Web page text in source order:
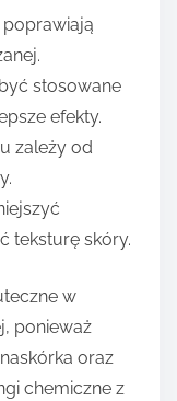
poprawiają
stosowane
efekty.
zależy od
teksturę skóry.
w
ponieważ
oraz
chemiczne z